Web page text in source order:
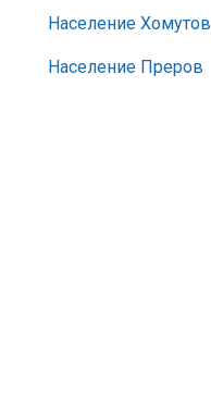
Население Хомутов
Население Преров